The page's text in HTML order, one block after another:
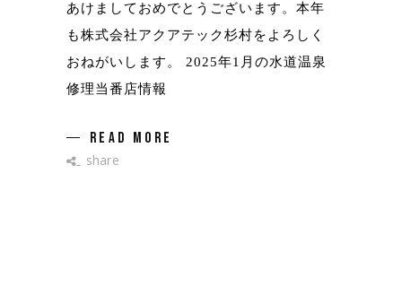
あけましておめでとうございます。本年
も株式会社アクアテック杉村をよろしく
おねがいします。 2025年1月の水道温泉
修理当番店情報
READ MORE
share